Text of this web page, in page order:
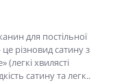
для постільної
різновид сатину з
хвилясті
сатину та легк..